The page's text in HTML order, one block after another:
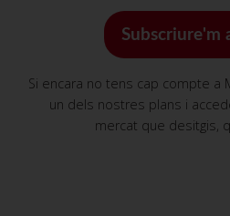
Subscriure'm
Si encara no tens cap compte a
un dels nostres plans i
mercat que desitgis,